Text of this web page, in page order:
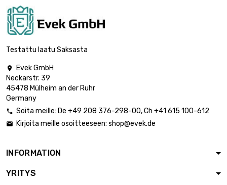
Testattu laatu Saksasta

Evek GmbH
Neckarstr. 39
45478 Mülheim an der Ruhr
Germany
 Soita meille: De +49 208 376-298-00, Ch +41 615 100-612
 Kirjoita meille osoitteeseen: shop@evek.de
INFORMATION
YRITYS